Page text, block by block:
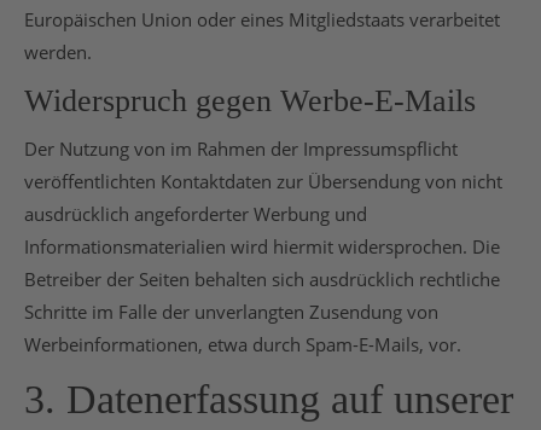
Europäischen Union oder eines Mitgliedstaats verarbeitet
werden.
Widerspruch gegen Werbe-E-Mails
Der Nutzung von im Rahmen der Impressumspflicht
veröffentlichten Kontaktdaten zur Übersendung von nicht
ausdrücklich angeforderter Werbung und
Informationsmaterialien wird hiermit widersprochen. Die
Betreiber der Seiten behalten sich ausdrücklich rechtliche
Schritte im Falle der unverlangten Zusendung von
Werbeinformationen, etwa durch Spam-E-Mails, vor.
3. Datenerfassung auf unserer